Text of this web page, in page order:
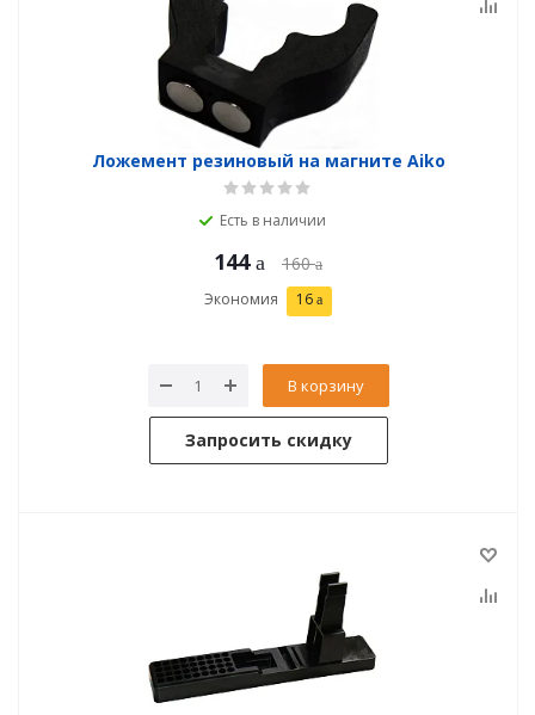
Ложемент резиновый на магните Aiko
Есть в наличии
144 160
Экономия 16
В корзину
Запросить скидку